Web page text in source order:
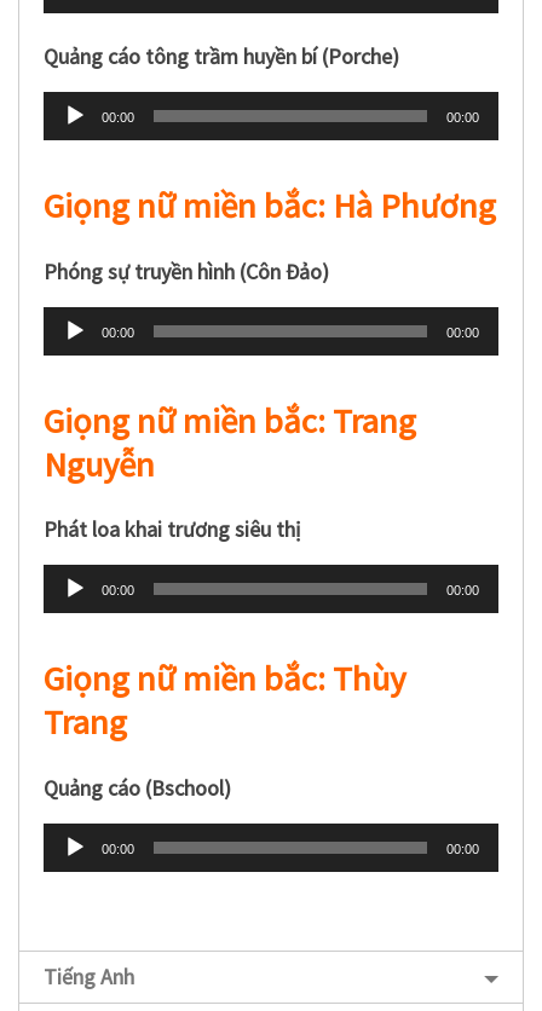
phát
âm
thanh
Quảng cáo tông trầm huyền bí (Porche)
Trình
phát
thanh
00:00 00:00
Giọng nữ miền bắc: Hà Phương
Phóng sự truyền hình (Côn Đảo)
Trình
phát
thanh
00:00 00:00
Giọng nữ miền bắc: Trang
Nguyễn
Phát loa khai trương siêu thị
Trình
phát
thanh
00:00 00:00
Giọng nữ miền bắc: Thùy
Trang
Quảng cáo (Bschool)
Trình
phát
00:00 00:00
Tiếng Anh